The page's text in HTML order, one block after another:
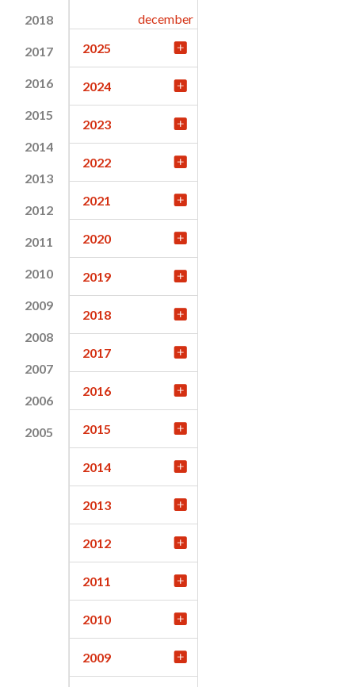
2018
2017
2016
2015
2014
2013
2012
2011
2010
2009
2008
2007
2006
2005
december
2025
2024
2023
2022
2021
2020
2019
2018
2017
2016
2015
2014
2013
2012
2011
2010
2009